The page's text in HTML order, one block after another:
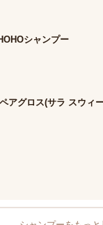
シャンプー
アグロス(サラ スウィ